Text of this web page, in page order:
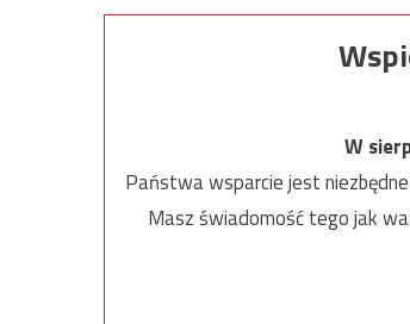
W
Państwa wsparcie jest
Masz świadomość tego jak